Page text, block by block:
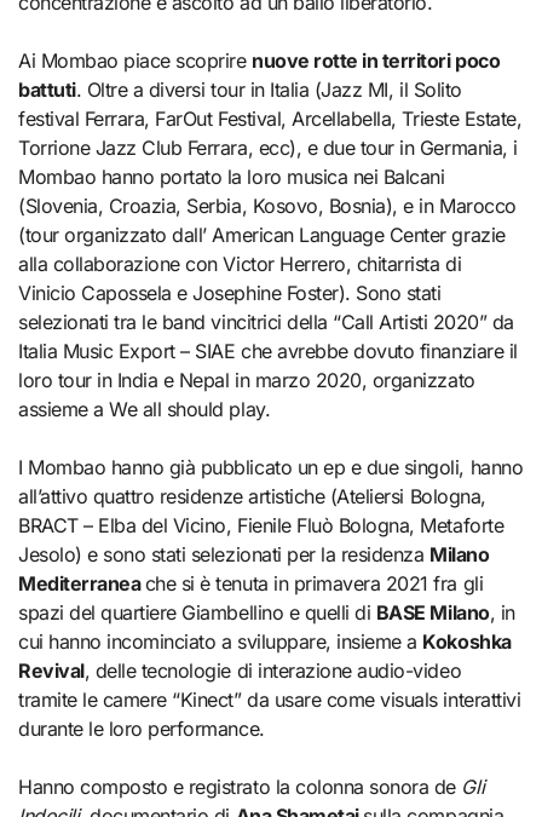
Ai Mombao piace scoprire nuove rotte in territori poco
battuti. Oltre a diversi tour in Italia (Jazz MI, il Solito
festival Ferrara, FarOut Festival, Arcellabella, Trieste Estate,
Torrione Jazz Club Ferrara, ecc), e due tour in Germania, i
Mombao hanno portato la loro musica nei Balcani
(Slovenia, Croazia, Serbia, Kosovo, Bosnia), e in Marocco
(tour organizzato dall’ American Language Center grazie
alla collaborazione con Victor Herrero, chitarrista di
Vinicio Capossela e Josephine Foster). Sono stati
selezionati tra le band vincitrici della “Call Artisti 2020” da
Italia Music Export – SIAE che avrebbe dovuto finanziare il
loro tour in India e Nepal in marzo 2020, organizzato
assieme a We all should play.
I Mombao hanno già pubblicato un ep e due singoli, hanno
all’attivo quattro residenze artistiche (Ateliersi Bologna,
BRACT – Elba del Vicino, Fienile Fluò Bologna, Metaforte
Jesolo) e sono stati selezionati per la residenza Milano
Mediterraneache si è tenuta in primavera 2021 fra gli
spazi del quartiere Giambellino e quelli di BASE Milano, in
cui hanno incominciato a sviluppare, insieme a Kokoshka
Revival, delle tecnologie di interazione audio-video
tramite le camere “Kinect” da usare come visuals interattivi
durante le loro performance.
Hanno composto e registrato la colonna sonora de Gli